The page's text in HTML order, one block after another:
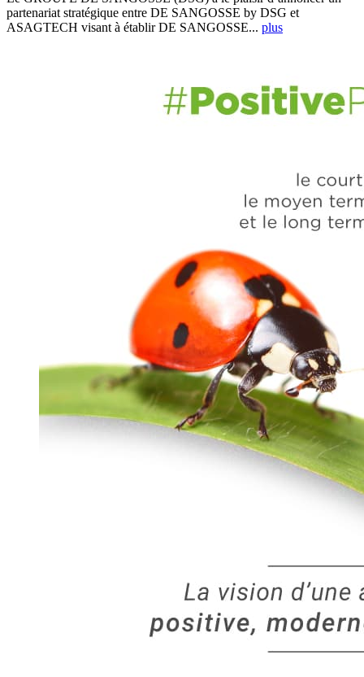
partenariat stratégique entre DE SANGOSSE by DSG et
ASAGTECH visant à établir DE SANGOSSE... plus